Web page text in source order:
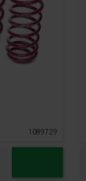
1089729